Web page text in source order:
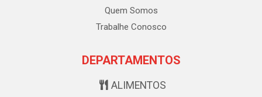
Quem Somos
Trabalhe Conosco
DEPARTAMENTOS
ALIMENTOS